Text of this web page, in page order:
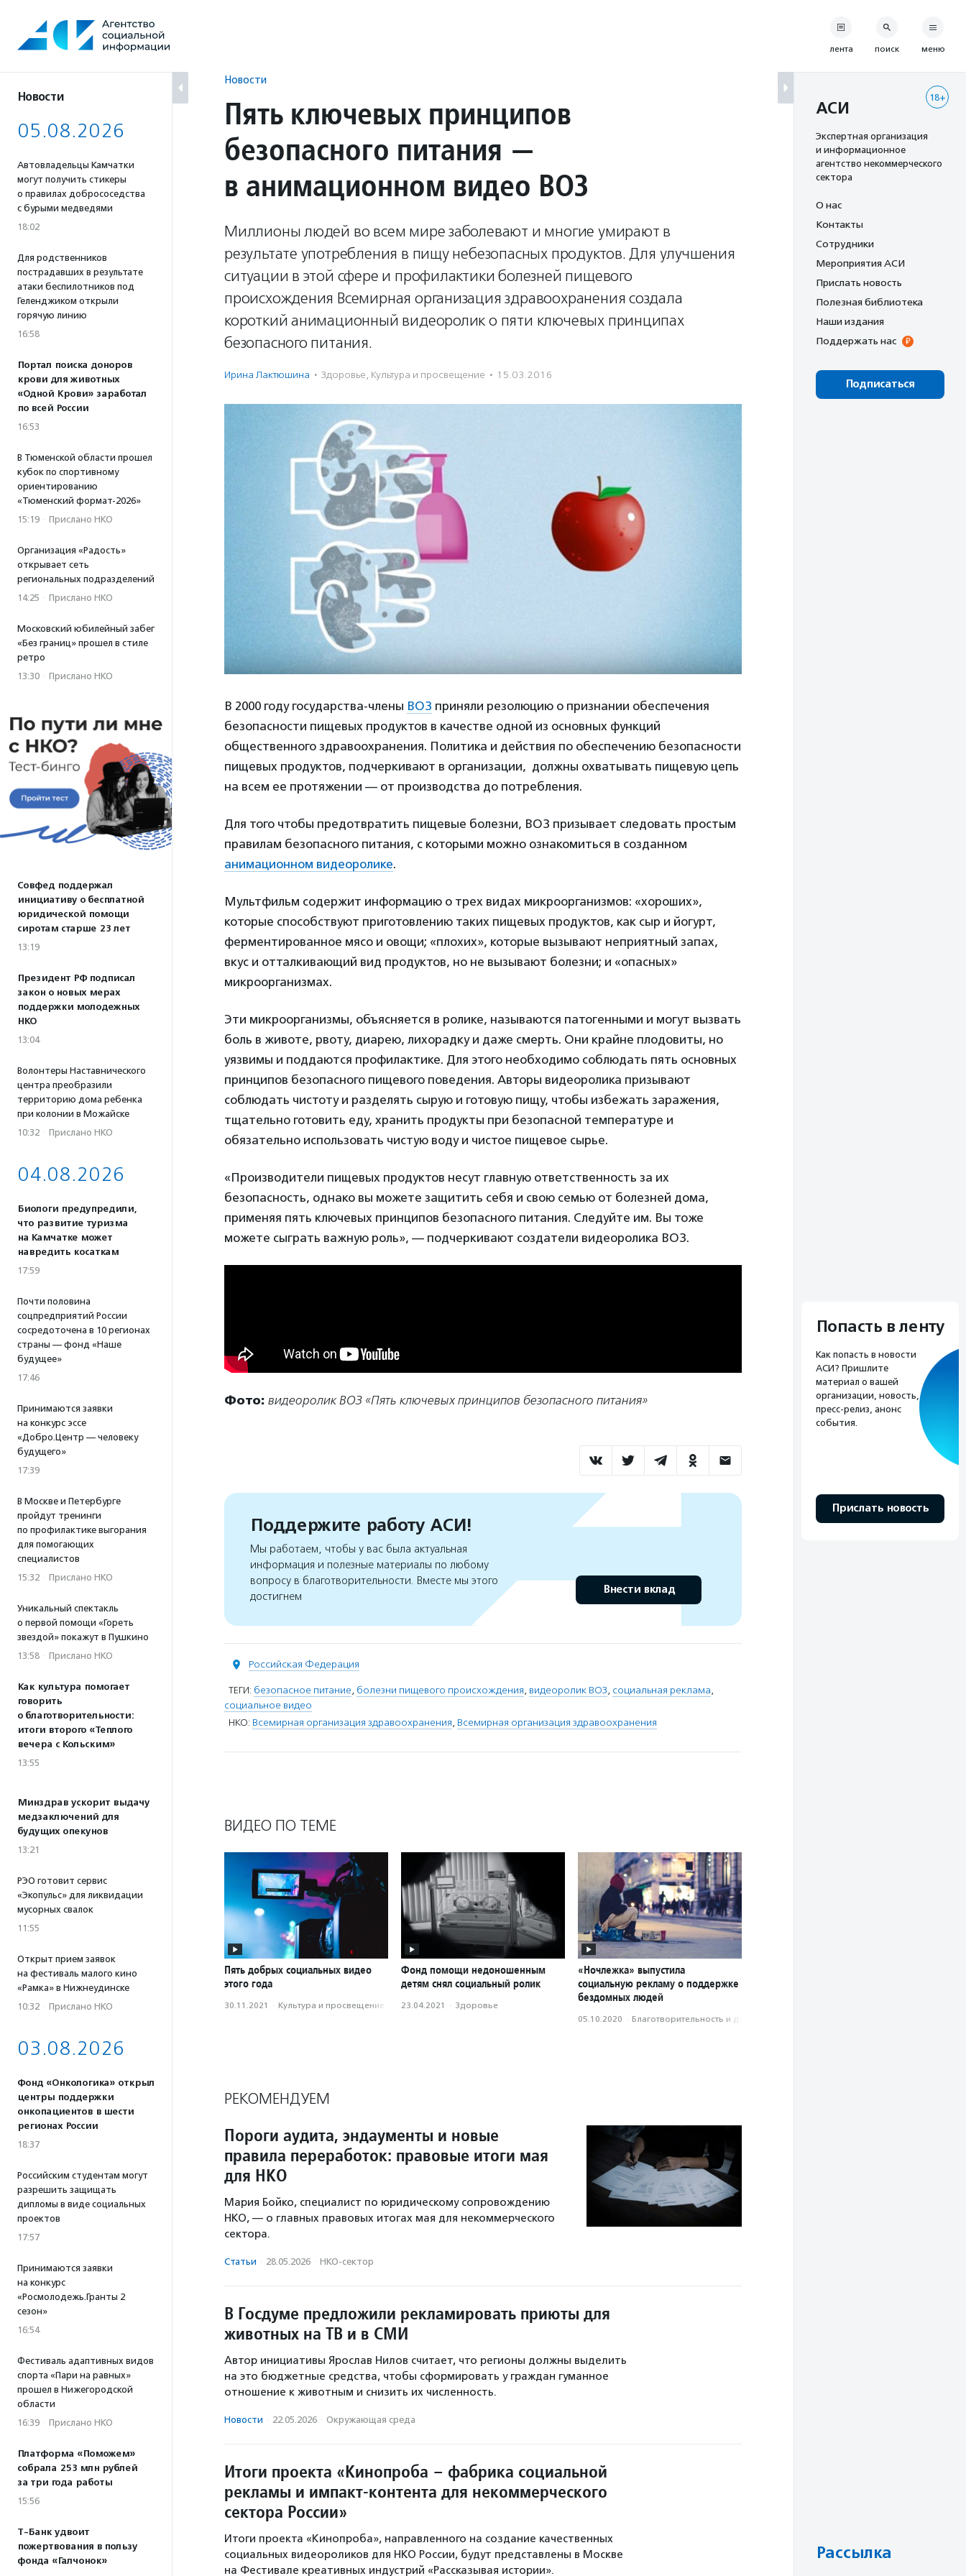
содержанию
Новости
05.08.2026
Автовладельцы Камчатки
могут получить стикеры
о правилах добрососедства
с бурыми медведями
18:02
Для родственников
пострадавших в результате
атаки беспилотников под
Геленджиком открыли
горячую линию
16:58
Портал поиска доноров
крови для животных
«Одной Крови» заработал
по всей России
16:53
В Тюменской области прошел
кубок по спортивному
ориентированию
«Тюменский формат-2026»
15:19 · Прислано НКО
Организация «Радость»
открывает сеть
региональных подразделений
14:25 · Прислано НКО
Московский юбилейный забег
«Без границ» прошел в стиле
ретро
13:30 · Прислано НКО
Совфед поддержал
инициативу о бесплатной
юридической помощи
сиротам старше 23 лет
13:19
Президент РФ подписал
закон о новых мерах
поддержки молодежных
НКО
13:04
Волонтеры Наставнического
центра преобразили
территорию дома ребенка
при колонии в Можайске
10:32 · Прислано НКО
04.08.2026
Биологи предупредили,
что развитие туризма
на Камчатке может
навредить косаткам
17:59
Почти половина
соцпредприятий России
сосредоточена в 10 регионах
страны — фонд «Наше
будущее»
17:46
Принимаются заявки
на конкурс эссе
«Добро.Центр — человеку
будущего»
17:39
В Москве и Петербурге
пройдут тренинги
по профилактике выгорания
для помогающих
специалистов
15:32 · Прислано НКО
Уникальный спектакль
о первой помощи «Гореть
звездой» покажут в Пушкино
13:58 · Прислано НКО
Как культура помогает
говорить
о благотворительности:
итоги второго «Теплого
вечера с Кольским»
13:55
Минздрав ускорит выдачу
медзаключений для
будущих опекунов
13:21
РЭО готовит сервис
«Экопульс» для ликвидации
мусорных свалок
11:55
Открыт прием заявок
на фестиваль малого кино
«Рамка» в Нижнеудинске
10:32 · Прислано НКО
03.08.2026
Фонд «Онкологика» открыл
центры поддержки
онкопациентов в шести
регионах России
18:37
Российским студентам могут
разрешить защищать
дипломы в виде социальных
проектов
17:57
Принимаются заявки
на конкурс
«Росмолодежь.Гранты 2
сезон»
16:54
Фестиваль адаптивных видов
спорта «Пари на равных»
прошел в Нижегородской
области
16:39 · Прислано НКО
Платформа «Поможем»
собрала 253 млн рублей
за три года работы
15:56
Т-Банк удвоит
пожертвования в пользу
фонда «Галчонок»
Новости
Пять ключевых принципов
безопасного питания —
в анимационном видео ВОЗ
Миллионы людей во всем мире заболевают и многие умирают в
результате употребления в пищу небезопасных продуктов. Для улучшения
ситуации в этой сфере и профилактики болезней пищевого
происхождения Всемирная организация здравоохранения создала
короткий анимационный видеоролик о пяти ключевых принципах
безопасного питания.
Ирина Лактюшина · Здоровье, Культура и просвещение · 15.03.2016
В 2000 году государства-члены ВОЗ приняли резолюцию о признании обеспечения
безопасности пищевых продуктов в качестве одной из основных функций
общественного здравоохранения. Политика и действия по обеспечению безопасности
пищевых продуктов, подчеркивают в организации, должны охватывать пищевую цепь
на всем ее протяжении — от производства до потребления.
Для того чтобы предотвратить пищевые болезни, ВОЗ призывает следовать простым
правилам безопасного питания, с которыми можно ознакомиться в созданном
анимационном видеоролике.
Мультфильм содержит информацию о трех видах микроорганизмов: «хороших»,
которые способствуют приготовлению таких пищевых продуктов, как сыр и йогурт,
ферментированное мясо и овощи; «плохих», которые вызывают неприятный запах,
вкус и отталкивающий вид продуктов, но не вызывают болезни; и «опасных»
микроорганизмах.
Эти микроорганизмы, объясняется в ролике, называются патогенными и могут вызвать
боль в животе, рвоту, диарею, лихорадку и даже смерть. Они крайне плодовиты, но
уязвимы и поддаются профилактике. Для этого необходимо соблюдать пять основных
принципов безопасного пищевого поведения. Авторы видеоролика призывают
соблюдать чистоту и разделять сырую и готовую пищу, чтобы избежать заражения,
тщательно готовить еду, хранить продукты при безопасной температуре и
обязательно использовать чистую воду и чистое пищевое сырье.
«Производители пищевых продуктов несут главную ответственность за их
безопасность, однако вы можете защитить себя и свою семью от болезней дома,
применяя пять ключевых принципов безопасного питания. Следуйте им. Вы тоже
можете сыграть важную роль», — подчеркивают создатели видеоролика ВОЗ.
Фото: видеоролик ВОЗ «Пять ключевых принципов безопасного питания»
Поддержите работу АСИ!
Мы работаем, чтобы у вас была актуальная
информация и полезные материалы по любому
вопросу в благотворительности. Вместе мы этого
достигнем
Внести вклад
Российская Федерация
ТЕГИ: безопасное питание, болезни пищевого происхождения, видеоролик ВОЗ, социальная реклама,
социальное видео
НКО: Всемирная организация здравоохранения, Всемирная организация здравоохранения
ВИДЕО ПО ТЕМЕ
Пять добрых социальных видео
этого года
30.11.2021 · Культура и просвещение
Фонд помощи недоношенным
детям снял социальный ролик
23.04.2021 · Здоровье
«Ночлежка» выпустила
социальную рекламу о поддержке
бездомных людей
05.10.2020 · Благотвори­тель­ность и доброволь­чест­во
РЕКОМЕНДУЕМ
Пороги аудита, эндаументы и новые
правила переработок: правовые итоги мая
для НКО
Мария Бойко, специалист по юридическому сопровождению
НКО, — о главных правовых итогах мая для некоммерческого
сектора.
Статьи · 28.05.2026 · НКО-сектор
В Госдуме предложили рекламировать приюты для
животных на ТВ и в СМИ
Автор инициативы Ярослав Нилов считает, что регионы должны выделить
на это бюджетные средства, чтобы сформировать у граждан гуманное
отношение к животным и снизить их численность.
Новости · 22.05.2026 · Окружающая среда
Итоги проекта «Кинопроба – фабрика социальной
рекламы и импакт-контента для некоммерческого
сектора России»
Итоги проекта «Кинопроба», направленного на создание качественных
социальных видеороликов для НКО России, будут представлены в Москве
на Фестивале креативных индустрий «Рассказывая истории».
лента поиск меню
18+
АСИ
Экспертная организация
и информационное
агентство некоммерческого
сектора
О нас
Контакты
Сотрудники
Мероприятия АСИ
Прислать новость
Полезная библиотека
Наши издания
Поддержать нас
Подписаться
Попасть в ленту
Как попасть в новости
АСИ? Пришлите
материал о вашей
организации, новость,
пресс-релиз, анонс
события.
Прислать новость
Рассылка